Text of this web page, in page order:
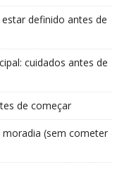
definido antes de
cuidados antes de
de começar
(sem cometer